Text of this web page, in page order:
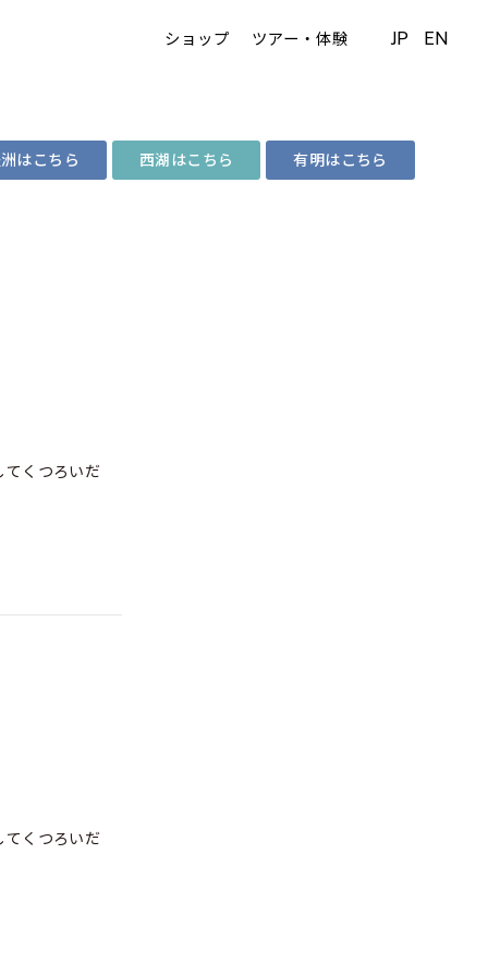
ショップ ツアー・体験 JP EN
はこちら 西湖はこちら 有明はこちら
てくつろいだ
てくつろいだ